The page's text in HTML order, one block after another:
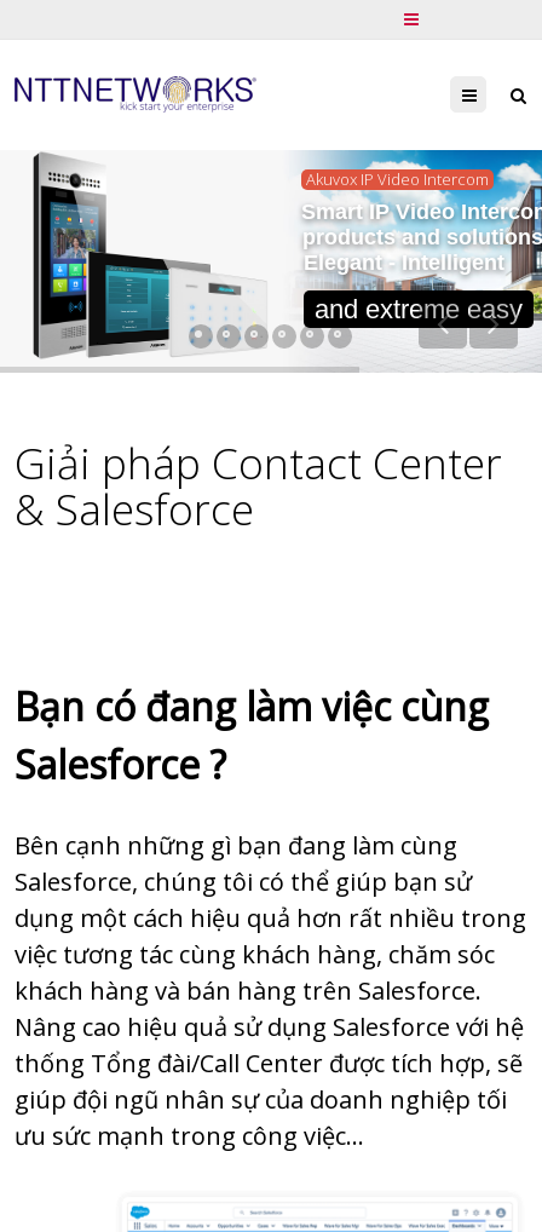
Menu
Akuvox IP Video Intercom
Smart IP Video
products and solutions
Elegant - Intelligent
and extreme easy
Giải pháp Contact Center
& Salesforce
Bạn có đang làm việc cùng
Salesforce ?
Bên cạnh những gì bạn đang làm cùng
Salesforce, chúng tôi có thể giúp bạn sử
dụng một cách hiệu quả hơn rất nhiều trong
việc tương tác cùng khách hàng, chăm sóc
khách hàng và bán hàng trên Salesforce.
Nâng cao hiệu quả sử dụng Salesforce với hệ
thống Tổng đài/Call Center được tích hợp, sẽ
giúp đội ngũ nhân sự của doanh nghiệp tối
ưu sức mạnh trong công việc…